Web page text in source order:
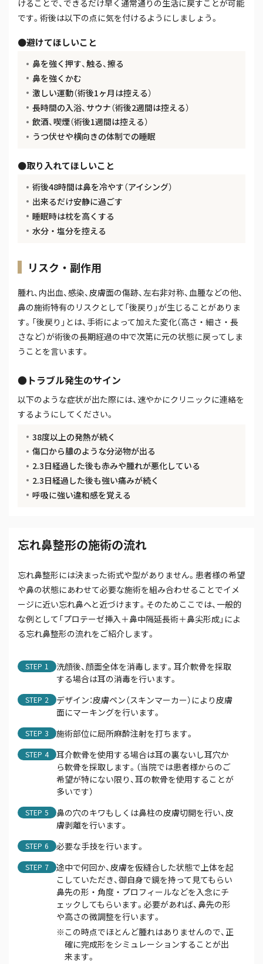
けることで、できるだけ早く通常通りの生活に戻すことが可能
です。術後は以下の点に気を付けるようにしましょう。
避けてほしいこと
鼻を強く押す、触る、擦る
鼻を強くかむ
激しい運動（術後1ヶ月は控える）
長時間の入浴、サウナ（術後2週間は控える）
飲酒、喫煙（術後1週間は控える）
うつ伏せや横向きの体制での睡眠
取り入れてほしいこと
術後48時間は鼻を冷やす（アイシング）
出来るだけ安静に過ごす
睡眠時は枕を高くする
水分・塩分を控える
リスク・副作用
腫れ、内出血、感染、皮膚面の傷跡、左右非対称、血腫などの他、
鼻の施術特有のリスクとして「後戻り」が生じることがありま
す。「後戻り」とは、手術によって加えた変化（高さ・細さ・長
さなど）が術後の長期経過の中で次第に元の状態に戻ってしま
うことを言います。
●トラブル発生のサイン
以下のような症状が出た際には、速やかにクリニックに連絡を
するようにしてください。
38度以上の発熱が続く
傷口から膿のような分泌物が出る
2.3日経過した後も赤みや腫れが悪化している
2.3日経過した後も強い痛みが続く
呼吸に強い違和感を覚える
忘れ鼻整形の施術の流れ
忘れ鼻整形には決まった術式や型がありません。患者様の希望
や鼻の状態にあわせて必要な施術を組み合わせることでイメ
ージに近い忘れ鼻へと近づけます。そのためここでは、一般的
な例として「プロテーゼ挿入＋鼻中隔延長術＋鼻尖形成」によ
る忘れ鼻整形の流れをご紹介します。
STEP
洗顔後、顔面全体を消毒します。耳介軟骨を採取
する場合は耳の消毒を行います。
STEP
デザイン：皮膚ペン（スキンマーカー）により皮膚
面にマーキングを行います。
STEP 施術部位に局所麻酔注射を打ちます。
STEP
耳介軟骨を使用する場合は耳の裏ないし耳穴か
ら軟骨を採取します。（当院では患者様からのご
希望が特にない限り、耳の軟骨を使用することが
多いです）
STEP
鼻の穴のキワもしくは鼻柱の皮膚切開を行い、皮
膚剥離を行います。
STEP 必要な手技を行います。
STEP
途中で何回か、皮膚を仮縫合した状態で上体を起
こしていただき、御自身で鏡を持って見てもらい
鼻先の形・角度・プロフィールなどを入念にチ
ェックしてもらいます。必要があれば、鼻先の形
や高さの微調整を行います。
この時点でほとんど腫れはありませんので、正
確に完成形をシミュレーションすることが出
来ます。